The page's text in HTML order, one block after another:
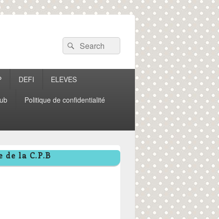
Recherche :
Rechercher
DEFI ELEVES
Politique de confidentialité
de la C.P.B